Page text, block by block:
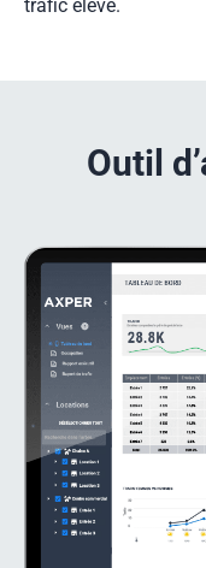
trafic élevé.
Outil